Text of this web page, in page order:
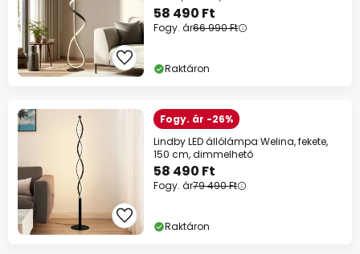
58 490 Ft
Fogy. ár66 990 Ft
Raktáron
Fogy. ár -26%
Lindby LED állólámpa Welina, fekete,
150 cm, dimmelhető
58 490 Ft
Fogy. ár79 490 Ft
Raktáron